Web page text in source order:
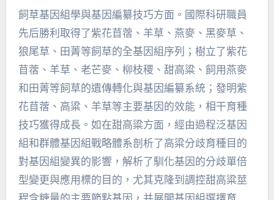
飼草基因組學與基因編纂技巧方面。國際科研職員
先后勝利取得了紫花苜蓿、羊草、燕麥、黑麥草、
狼尾草、田菁等飼草的全基因組序列；樹立了紫花
苜蓿、羊草、老芒麥、柳枝稷、甜高粱、飼用燕麥
和田菁等飼草的遺傳轉化與基因編纂系統；發明紫
花苜蓿、高粱、羊草等主要基因的效能，相干育種
技巧獲得成長。如在甜高粱方面，經由過程泛基因
組和群體基因組戰略體系剖析了高粱分歧育種目的
對基因組變異的影響，解析了馴化基因的分歧單倍
型變更與應用標的目的，尤其克隆到調控甜高粱莖